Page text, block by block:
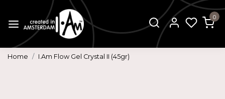
0
Home I.Am Flow Gel Crystal II (45gr)